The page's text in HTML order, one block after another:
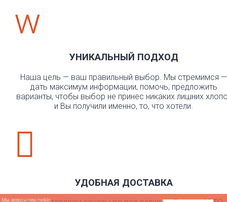
Мы используем cookie.
w
УНИКАЛЬНЫЙ ПОДХОД
Наша цель — ваш правильный выбор. Мы стремимся —
дать максимум информации, помочь, предложить
варианты, чтобы выбор не принес никаких лишних
и Вы получили именно, то, что хотели.

УДОБНАЯ ДОСТАВКА